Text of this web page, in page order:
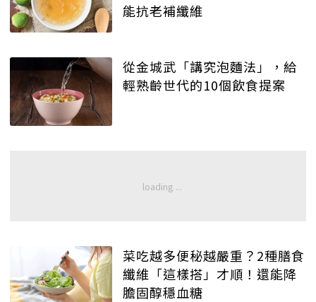
能抗老補纖維
從金城武「講究泡麵法」，給
輕熟齡世代的10個飲食提案
菜吃越多便秘越嚴重？2種膳食
纖維「這樣搭」才順！還能降
膽固醇穩血糖